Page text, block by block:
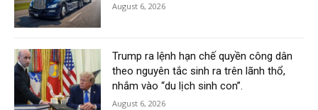
August 6, 2026
Trump ra lệnh hạn chế quyền công dân
theo nguyên tắc sinh ra trên lãnh thổ,
nhắm vào “du lịch sinh con”.
August 6, 2026